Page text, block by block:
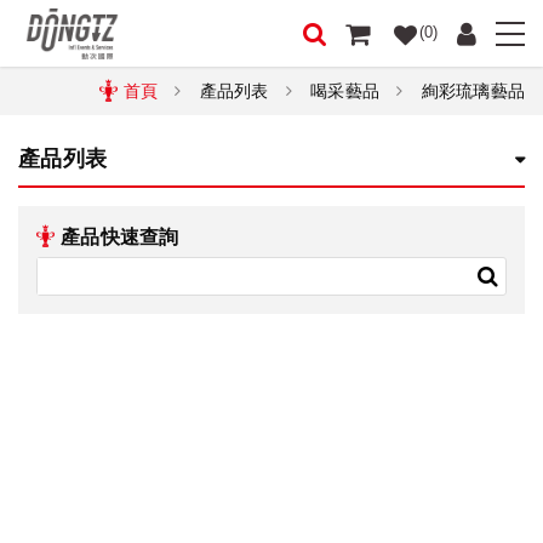
(0)
首頁 產品列表 喝采藝品 絢彩琉璃藝品
產品列表
產品快速查詢